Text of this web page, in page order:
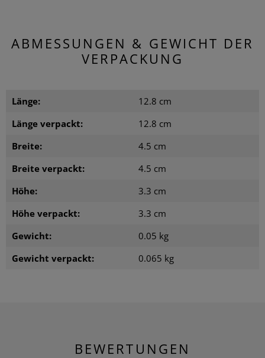
ABMESSUNGEN & GEWICHT DER
VERPACKUNG
Länge:
12.8 cm
Länge verpackt:
12.8 cm
Breite:
4.5 cm
Breite verpackt:
4.5 cm
Höhe:
3.3 cm
Höhe verpackt:
3.3 cm
Gewicht:
0.05 kg
Gewicht verpackt:
0.065 kg
BEWERTUNGEN